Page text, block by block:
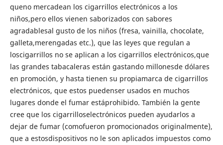
queno mercadean los cigarrillos electrónicos a los
niños,pero ellos vienen saborizados con sabores
agradablesal gusto de los niños (fresa, vainilla, chocolate,
galleta,merengadas etc.), que las leyes que regulan a
loscigarrillos no se aplican a los cigarrillos electrónicos,que
las grandes tabacaleras están gastando millonesde dólares
en promoción, y hasta tienen su propiamarca de cigarrillos
electrónicos, que estos puedenser usados en muchos
lugares donde el fumar estáprohibido. También la gente
cree que los cigarrilloselectrónicos pueden ayudarlos a
dejar de fumar (comofueron promocionados originalmente),
que a estosdispositivos no le son aplicados impuestos como